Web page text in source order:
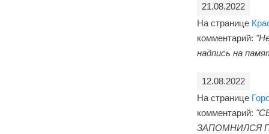
21.08.2022
На странице
комментарий:
надпись на
12.08.2022
На странице
комментарий:
ЗАПОМНИЛСЯ